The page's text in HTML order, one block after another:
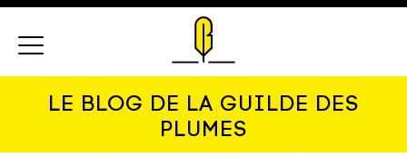
LE BLOG DE LA GUILDE DES
PLUMES